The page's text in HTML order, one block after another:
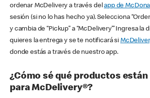
ordenar McDelivery a través delapp de
sesión (si no lo has hecho ya). Selecciona
y cambia de “Pickup” a “McDelivery’” Ingresa la
quieres la entrega y se te notificará si
donde estás a través de nuestro app.
¿Cómo sé qué productos
para McDelivery®?